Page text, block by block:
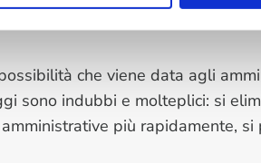
digitalizzato, per una
che viene data agli
sono indubbi e molteplici: si
più rapidamente, si